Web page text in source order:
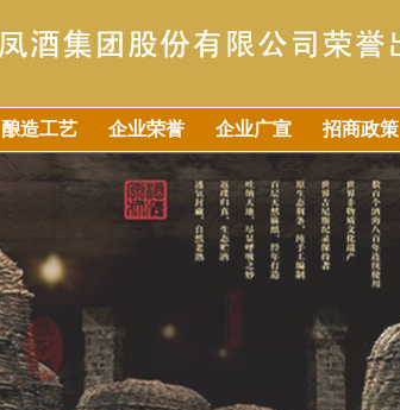
酿造工艺 企业荣誉 企业广宣 招商政策